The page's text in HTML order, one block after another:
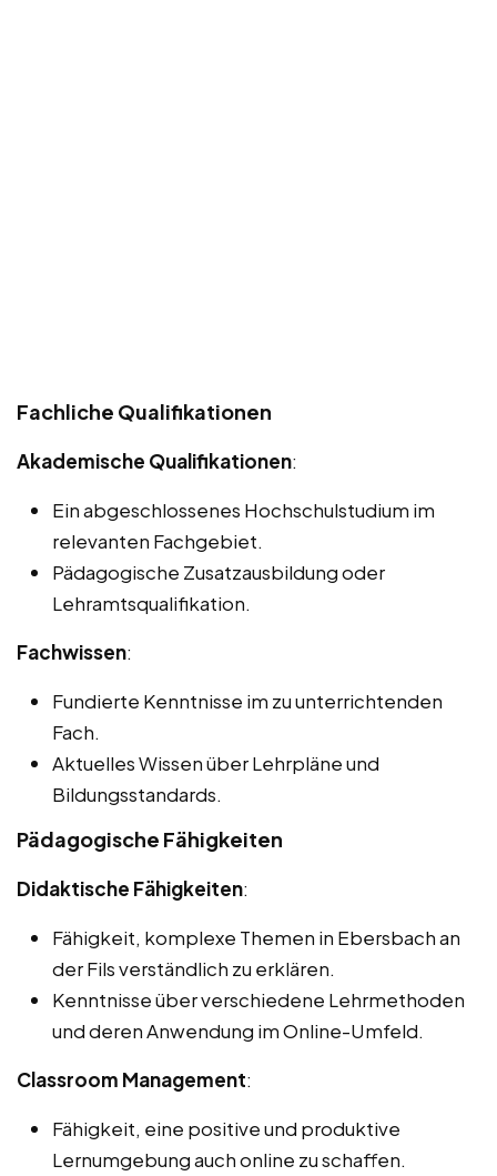
Fachliche Qualifikationen
Akademische Qualifikationen:
Ein abgeschlossenes Hochschulstudium im
relevanten Fachgebiet.
Pädagogische Zusatzausbildung oder
Lehramtsqualifikation.
Fachwissen:
Fundierte Kenntnisse im zu unterrichtenden
Fach.
Aktuelles Wissen über Lehrpläne und
Bildungsstandards.
Pädagogische Fähigkeiten
Didaktische Fähigkeiten:
Fähigkeit, komplexe Themen in Ebersbach an
der Fils verständlich zu erklären.
Kenntnisse über verschiedene Lehrmethoden
und deren Anwendung im Online-Umfeld.
Classroom Management:
Fähigkeit, eine positive und produktive
Lernumgebung auch online zu schaffen.